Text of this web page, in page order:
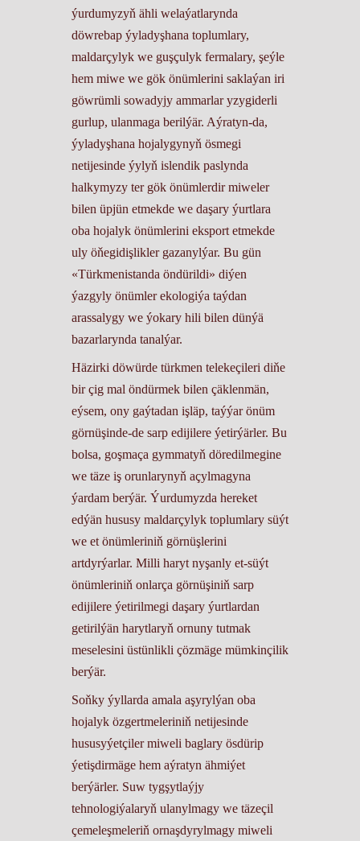
ýurdumyzyň ähli welaýatlarynda
döwrebap ýyladyşhana toplumlary,
maldarçylyk we guşçulyk fermalary, şeýle
hem miwe we gök önümlerini saklaýan iri
göwrümli sowadyjy ammarlar yzygiderli
gurlup, ulanmaga berilýär. Aýratyn-da,
ýyladyşhana hojalygynyň ösmegi
netijesinde ýylyň islendik paslynda
halkymyzy ter gök önümlerdir miweler
bilen üpjün etmekde we daşary ýurtlara
oba hojalyk önümlerini eksport etmekde
uly öňegidişlikler gazanylýar. Bu gün
«Türkmenistanda öndürildi» diýen
ýazgyly önümler ekologiýa taýdan
arassalygy we ýokary hili bilen dünýä
bazarlarynda tanalýar.
Häzirki döwürde türkmen telekeçileri diňe
bir çig mal öndürmek bilen çäklenmän,
eýsem, ony gaýtadan işläp, taýýar önüm
görnüşinde-de sarp edijilere ýetirýärler. Bu
bolsa, goşmaça gymmatyň döredilmegine
we täze iş orunlarynyň açylmagyna
ýardam berýär. Ýurdumyzda hereket
edýän hususy maldarçylyk toplumlary süýt
we et önümleriniň görnüşlerini
artdyrýarlar. Milli haryt nyşanly et-süýt
önümleriniň onlarça görnüşiniň sarp
edijilere ýetirilmegi daşary ýurtlardan
getirilýän harytlaryň ornuny tutmak
meselesini üstünlikli çözmäge mümkinçilik
berýär.
Soňky ýyllarda amala aşyrylýan oba
hojalyk özgertmeleriniň netijesinde
hususyýetçiler miweli baglary ösdürip
ýetişdirmäge hem aýratyn ähmiýet
berýärler. Suw tygşytlaýjy
tehnologiýalaryň ulanylmagy we täzeçil
çemeleşmeleriň ornaşdyrylmagy miweli